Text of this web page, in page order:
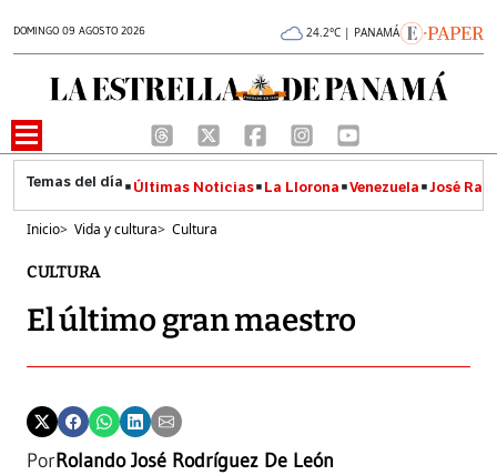
DOMINGO 09 AGOSTO 2026 24.2°C | PANAMÁ
Últimas Noticias La Llorona Venezuela José
Inicio> Vida y cultura> Cultura
CULTURA
El último gran maestro
PorRolando José Rodríguez De León